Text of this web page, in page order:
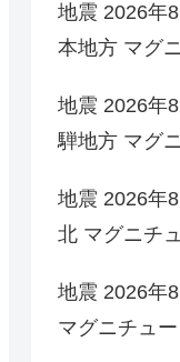
地震 2026年
本地方 マグ
地震 2026年
騨地方 マグ
地震 2026年
北 マグニチ
地震 2026年
マグニチュ